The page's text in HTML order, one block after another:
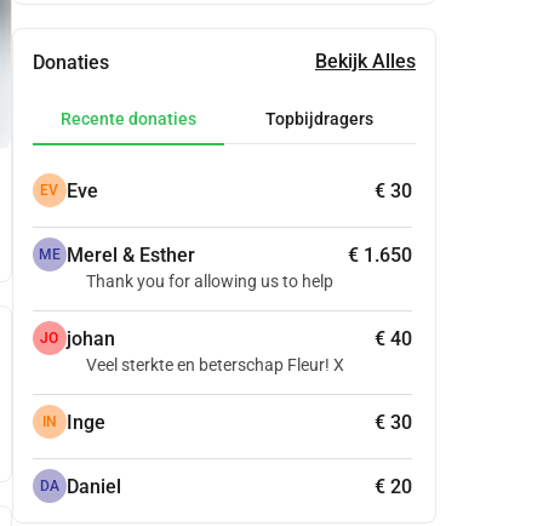
Donaties Bekijk Alles
Recente donaties Topbijdragers
EV Eve € 30
ME Merel & Esther € 1.650
Thank you for allowing us to help
JO johan € 40
Veel sterkte en beterschap Fleur! X
IN Inge € 30
DA Daniel € 20